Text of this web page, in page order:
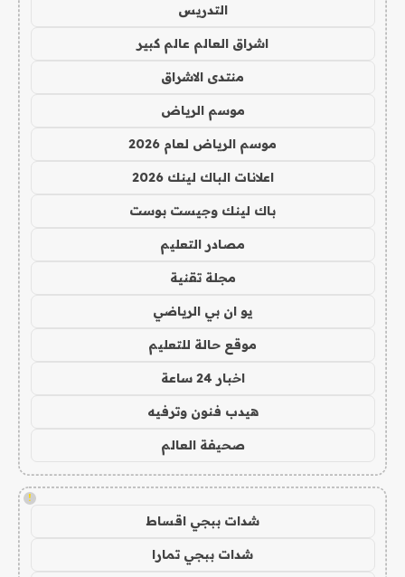
التدريس
اشراق العالم عالم كبير
منتدى الاشراق
موسم الرياض
موسم الرياض لعام 2026
اعلانات الباك لينك 2026
باك لينك وجيست بوست
مصادر التعليم
مجلة تقنية
يو ان بي الرياضي
موقع حالة للتعليم
اخبار 24 ساعة
هيدب فنون وترفيه
صحيفة العالم
!
شدات ببجي اقساط
شدات ببجي تمارا